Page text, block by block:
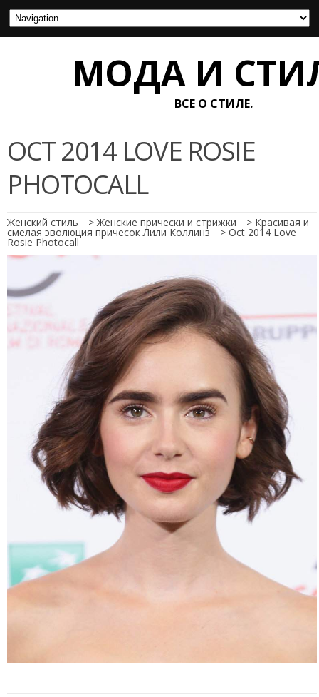
МОДА И
ВСЕ О СТИЛЕ.
OCT 2014 LOVE ROSIE
PHOTOCALL
Женский стиль >Женские прически и стрижки > Красивая и
смелая эволюция причесок Лили Коллинз > Oct 2014 Love
Rosie Photocall